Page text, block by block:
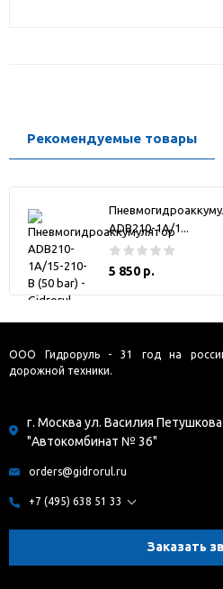
Рекомендуемые товары
ADB210-1A/1...
5 850 р.
ООО Гидроруль - 31 год на
дорожной техники.
г. Москва ул. Василия
"Автокомбинат № 36"
orders@gidrorul.ru
+7 (495) 638 51 33
Заказать